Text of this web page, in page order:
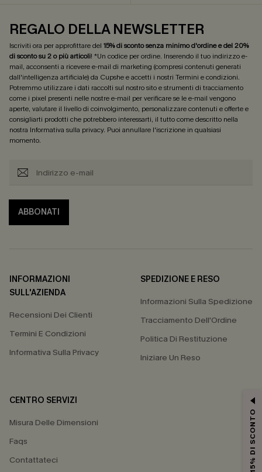
REGALO DELLA NEWSLETTER
Iscriviti ora per approfittare del 15% di sconto senza minimo d'ordine e del 20%
di sconto su 2 o più articoli! *Un codice per ordine. Inserendo il tuo indirizzo e-
mail, acconsenti a ricevere e-mail di marketing (compresi contenuti generati
dall'intelligenza artificiale) da Cupshe e accetti i nostri Termini e condizioni.
Potremmo utilizzare i dati raccolti sul nostro sito e strumenti di tracciamento
come i pixel presenti nelle nostre e-mail per verificare se le e-mail vengono
aperte, valutare il livello di coinvolgimento, personalizzare contenuti e offerte e
consigliarti prodotti che potrebbero interessarti, il tutto come descritto nella
nostra Informativa sulla privacy. Puoi annullare l'iscrizione in qualsiasi
momento.
ABBONATI
INFORMAZIONI
SULL'AZIENDA
Recensioni Dei Clienti
Termini E Condizioni
Informativa Sulla Privacy
SPEDIZIONE E RESO
Informazioni Sulla Spedizione
Tracciamento Dell'Ordine
Politica Di Restituzione
Iniziare Un Reso
CENTRO SERVIZI
Misura Delle Dimensioni
Faqs
Contattateci
15% DI SCONTO